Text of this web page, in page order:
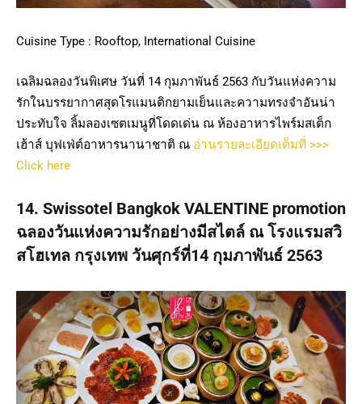
Cuisine Type : Rooftop, International Cuisine
เฉลิมฉลองวันพิเศษ วันที่ 14 กุมภาพันธ์ 2563 กับวันแห่งความ
รักในบรรยากาศสุดโรแมนติกยามเย็นและความทรงจำอันน่า
ประทับใจ ลิ้มลองเซตเมนูที่โดดเด่น ณ ห้องอาหารไพร์มสเต็ก
เฮ้าส์ บุฟเฟ่ต์อาหารนานาชาติ ณ อ่านรายละเอียดเต็มที่ >>>
Click here
14. Swissotel Bangkok VALENTINE promotion
ฉลองวันแห่งความรักอย่างมีสไตล์ ณ โรงแรมสวิ
สโฮเทล กรุงเทพ วันศุกร์ที่14 กุมภาพันธ์ 2563